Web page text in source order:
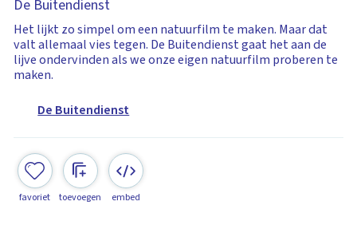
De Buitendienst
Het lijkt zo simpel om een natuurfilm te maken. Maar dat
valt allemaal vies tegen. De Buitendienst gaat het aan de
lijve ondervinden als we onze eigen natuurfilm proberen te
maken.
De Buitendienst
favoriet toevoegen embed